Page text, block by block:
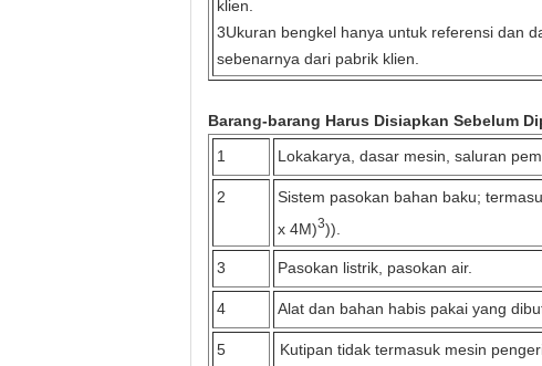
klien.
3Ukuran bengkel hanya untuk referensi dan
sebenarnya dari pabrik klien.
Barang-barang Harus Disiapkan Sebelum
1
Lokakarya, dasar mesin, saluran
2
Sistem pasokan bahan baku;
x 4M)3)).
3 Pasokan listrik, pasokan air.
4 Alat dan bahan habis pakai yang
5
Kutipan tidak termasuk mesin